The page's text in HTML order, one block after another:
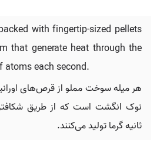
with fingertip-sized pellets
that generate heat through the
each second.
هر میله سوخت مملو از قرص‌های
نوک انگشت است که از طریق
ثانیه گرما تولید می‌کنند.